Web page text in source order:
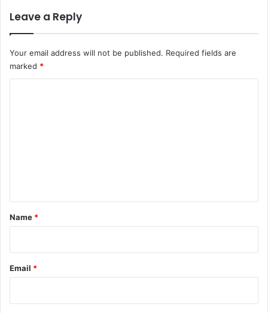
Leave a Reply
Your email address will not be published. Required fields are
marked *
*
Name *
Email *